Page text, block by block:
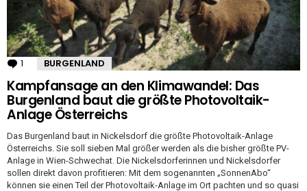
1 Kommentar
BURGENLAND
Kampfansage an den Klimawandel: Das
Burgenland baut die größte Photovoltaik-
Anlage Österreichs
Das Burgenland baut in Nickelsdorf die größte Photovoltaik-Anlage
Österreichs. Sie soll sieben Mal größer werden als die bisher größte PV-
Anlage in Wien-Schwechat. Die Nickelsdorferinnen und Nickelsdorfer
sollen direkt davon profitieren: Mit dem sogenannten „SonnenAbo“
können sie einen Teil der Photovoltaik-Anlage im Ort pachten und so quasi